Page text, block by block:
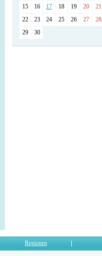
15
16 17 18 19 20
21
22
23 24 25 26 27
28
29
30
Regionen